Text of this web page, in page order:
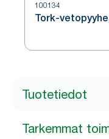
100134
Tork-
Tuotetiedot
Tarkemmat